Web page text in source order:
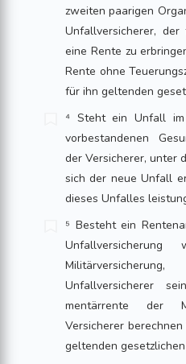
zweiten paarigen
Unfallversicherer,
eine Rente zu
Rente ohne
für ihn geltenden
⁴ Steht ein Unfall im
vorbestandenen
der Versicherer, unter
sich der neue Unfall
dieses Unfalles
⁵ Besteht ein
Unfallversicherer
mentärrente der
Versicherer
geltenden